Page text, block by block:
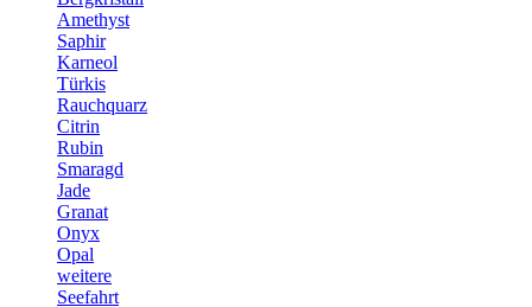
Amethyst
Saphir
Karneol
Türkis
Rauchquarz
Citrin
Rubin
Smaragd
Jade
Granat
Onyx
Opal
weitere
Seefahrt